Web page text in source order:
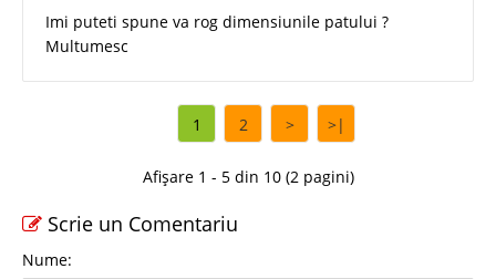
Imi puteti spune va rog dimensiunile patului ?
Multumesc
1 2 > >|
Afișare 1 - 5 din 10 (2 pagini)
Scrie un Comentariu
Nume: